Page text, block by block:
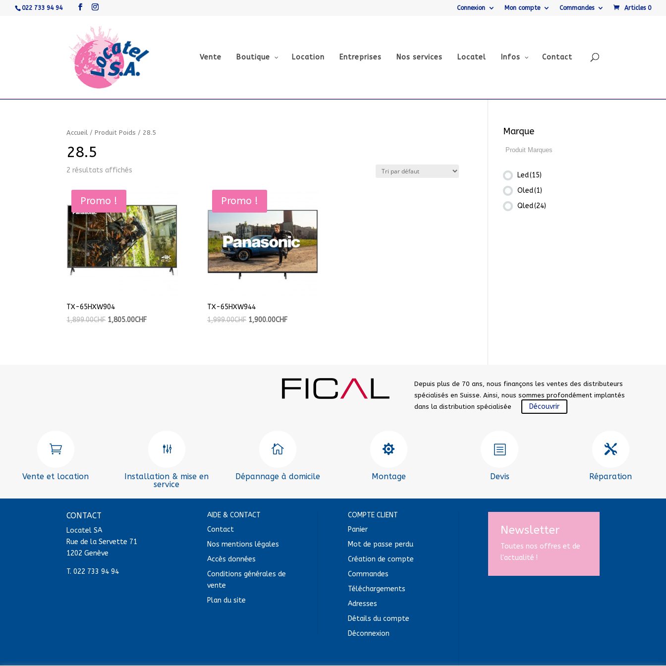
022 733 94 94 Connexion Mon compte Commandes Articles 0
Vente Boutique Location Entreprises Nos services Locatel Infos Contact
Accueil /Produit Poids / 28.5
28.5
2 résultats affichés
Promo !
TX-65HXW904
1,899.00CHF 1,805.00CHF
Promo !
TX-65HXW944
1,999.00CHF 1,900.00CHF
Marque
Led(15)
Oled(1)
Qled(24)
Depuis plus de 70 ans, nous finançons les ventes des distributeurs
spécialisés en Suisse. Ainsi, nous sommes profondément implantés
dans la distribution spécialisée
Découvrir

Vente et location
g
Installation & mise en
service

Dépannage à domicile

Montage
b
Devis

Réparation
CONTACT
Locatel SA
Rue de la Servette 71
1202 Genève
T.022 733 94 94
AIDE & CONTACT
Contact
Nos mentions légales
Accès données
Conditions générales de
vente
Plan du site
COMPTE CLIENT
Panier
Mot de passe perdu
Création de compte
Commandes
Téléchargements
Adresses
Détails du compte
Déconnexion
Newsletter
Toutes nos offres et de
l'actualité !